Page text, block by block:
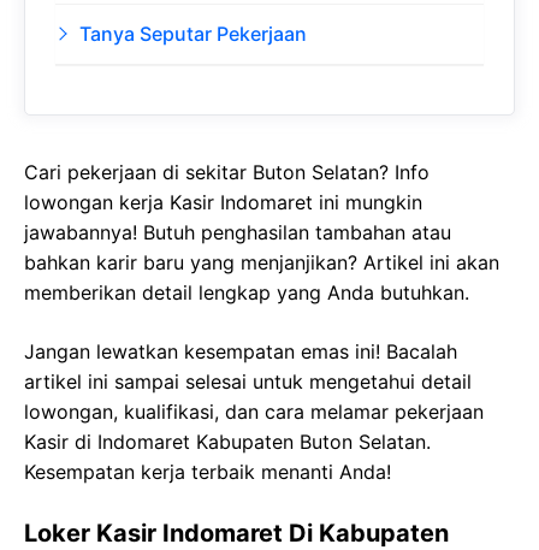
Tanya Seputar Pekerjaan
Cari pekerjaan di sekitar Buton Selatan? Info
lowongan kerja Kasir Indomaret ini mungkin
jawabannya! Butuh penghasilan tambahan atau
bahkan karir baru yang menjanjikan? Artikel ini akan
memberikan detail lengkap yang Anda butuhkan.
Jangan lewatkan kesempatan emas ini! Bacalah
artikel ini sampai selesai untuk mengetahui detail
lowongan, kualifikasi, dan cara melamar pekerjaan
Kasir di Indomaret Kabupaten Buton Selatan.
Kesempatan kerja terbaik menanti Anda!
Loker Kasir Indomaret Di Kabupaten